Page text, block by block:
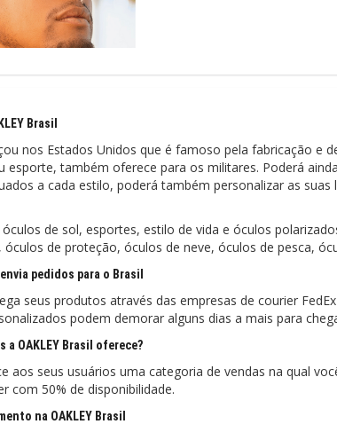
Brasil
nos Estados Unidos que é famoso pela fabricação e
esporte, também oferece para os militares. Poderá
a cada estilo, poderá também personalizar as
óculos de sol, esportes, estilo de vida e óculos
óculos de proteção, óculos de neve, óculos de pesca,
envia pedidos para o Brasil
seus produtos através das empresas de courier
podem demorar alguns dias a mais para
a OAKLEY Brasil oferece?
aos seus usuários uma categoria de vendas na qual
com 50% de disponibilidade.
na OAKLEY Brasil